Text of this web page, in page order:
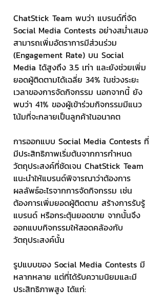
ChatStick Team พบว่า แบรนด์ที่จัด
Social Media Contests อย่างสม่ำเสมอ
สามารถเพิ่มอัตราการมีส่วนร่วม
(Engagement Rate) บน Social
Media ได้สูงถึง 3.5 เท่า และยังช่วยเพิ่ม
ยอดผู้ติดตามได้เฉลี่ย 34% ในช่วงระยะ
เวลาของการจัดกิจกรรม นอกจากนี้ ยัง
พบว่า 41% ของผู้เข้าร่วมกิจกรรมมีแนว
โน้มที่จะกลายเป็นลูกค้าในอนาคต
การออกแบบ Social Media Contests ที่
มีประสิทธิภาพเริ่มต้นจากการกำหนด
วัตถุประสงค์ที่ชัดเจน ChatStick Team
แนะนำให้แบรนด์พิจารณาว่าต้องการ
ผลลัพธ์อะไรจากการจัดกิจกรรม เช่น
ต้องการเพิ่มยอดผู้ติดตาม สร้างการรับรู้
แบรนด์ หรือกระตุ้นยอดขาย จากนั้นจึง
ออกแบบกิจกรรมให้สอดคล้องกับ
วัตถุประสงค์นั้น
รูปแบบของ Social Media Contests มี
หลากหลาย แต่ที่ได้รับความนิยมและมี
ประสิทธิภาพสูง ได้แก่: